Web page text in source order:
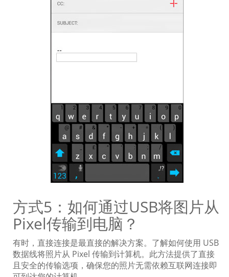
方式5：如何通过USB将图片从
Pixel传输到电脑？
有时，直接连接是最直接的解决方案。了解如何使用 USB
数据线将照片从 Pixel 传输到计算机。此方法提供了直接
且安全的传输选项，确保您的照片无需依赖互联网连接即